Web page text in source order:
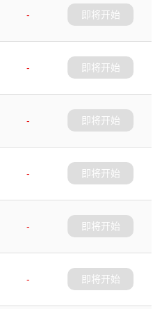
-
即将开始
-
即将开始
-
即将开始
-
即将开始
-
即将开始
-
即将开始